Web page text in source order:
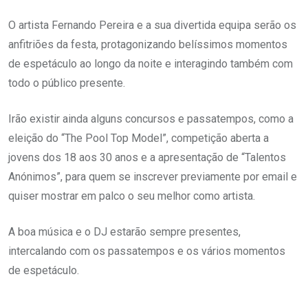
O artista Fernando Pereira e a sua divertida equipa serão os
anfitriões da festa, protagonizando belíssimos momentos
de espetáculo ao longo da noite e interagindo também com
todo o público presente.
Irão existir ainda alguns concursos e passatempos, como a
eleição do “The Pool Top Model”, competição aberta a
jovens dos 18 aos 30 anos e a apresentação de “Talentos
Anónimos”, para quem se inscrever previamente por email e
quiser mostrar em palco o seu melhor como artista.
A boa música e o DJ estarão sempre presentes,
intercalando com os passatempos e os vários momentos
de espetáculo.